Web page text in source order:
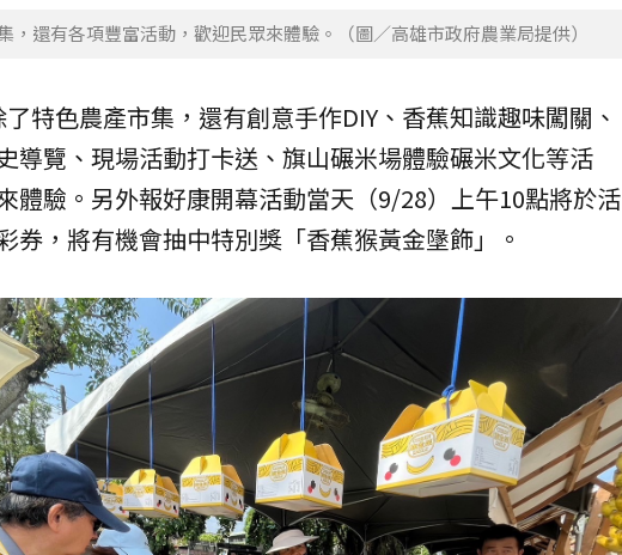
，還有各項豐富活動，歡迎民眾來體驗。（圖／高雄市政府農業局提供）
特色農產市集，還有創意手作DIY、香蕉知識趣味闖關、
導覽、現場活動打卡送、旗山碾米場體驗碾米文化等活
體驗。另外報好康開幕活動當天（9/28）上午10點將於活
券，將有機會抽中特別獎「香蕉猴黃金墬飾」。